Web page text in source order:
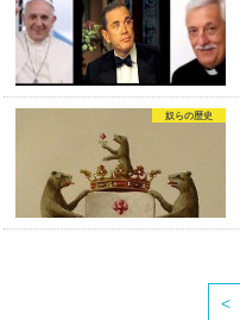
奴らの歴史
<